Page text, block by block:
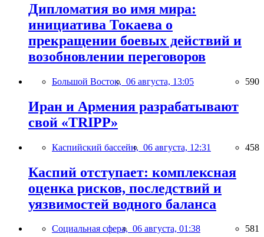
Дипломатия во имя мира:
инициатива Токаева о
прекращении боевых действий и
возобновлении переговоров
Большой Восток, 06 августа, 13:05 590
Иран и Армения разрабатывают
свой «TRIPP»
Каспийский бассейн, 06 августа, 12:31 458
Каспий отступает: комплексная
оценка рисков, последствий и
уязвимостей водного баланса
Социальная сфера, 06 августа, 01:38 581